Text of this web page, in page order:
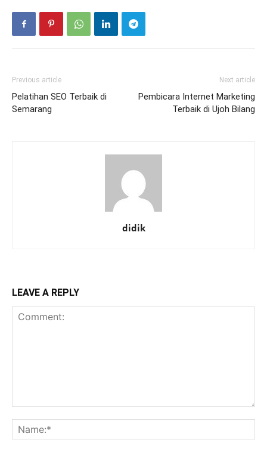
Previous article
Pelatihan SEO Terbaik di
Semarang
Next article
Pembicara Internet Marketing
Terbaik di Ujoh Bilang
didik
LEAVE A REPLY